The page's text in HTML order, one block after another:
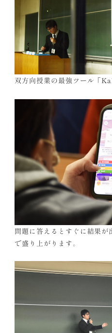
双方向授業の最強ツール「
問題に答えるとすぐに結果
で盛り上がります。